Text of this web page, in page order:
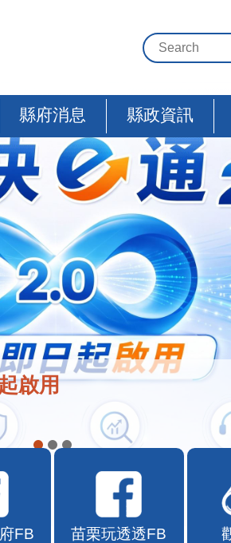
縣府消息 縣政資訊
啟用
FB 苗栗玩透透FB